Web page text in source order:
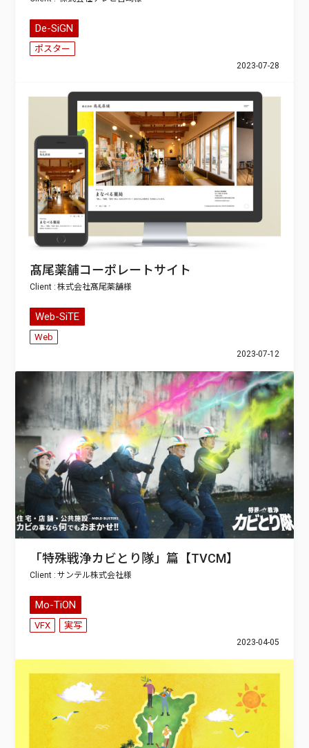
De-SiGN
ポスター
2023-07-28
髙尾薬舗コーポレートサイト
株式会社髙尾薬舗
Web-SiTE
Web
2023-07-12
「特殊戦浄カビとり隊」篇【TVCM】
サンテル株式会社
Mo-TiON
VFX 実写
2023-04-05